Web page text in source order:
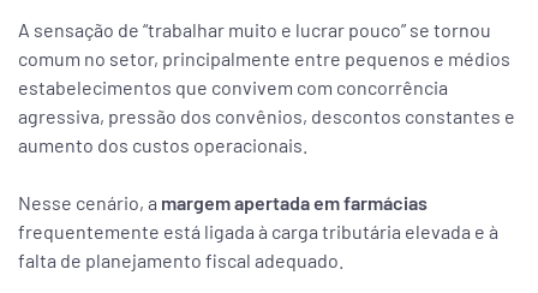
A sensação de “trabalhar muito e lucrar pouco” se tornou
comum no setor, principalmente entre pequenos e médios
estabelecimentos que convivem com concorrência
agressiva, pressão dos convênios, descontos constantes e
aumento dos custos operacionais.
Nesse cenário, a margem apertada em farmácias
frequentemente está ligada à carga tributária elevada e à
falta de planejamento fiscal adequado.